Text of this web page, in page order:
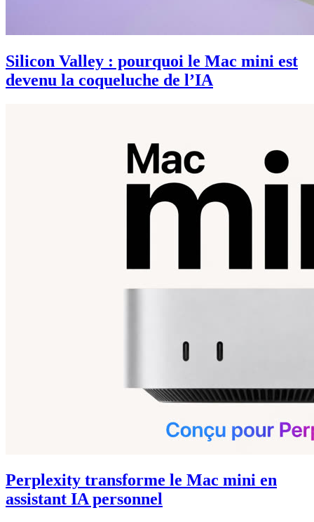
Silicon Valley : pourquoi le Mac mini est
devenu la coqueluche de l’IA
Perplexity transforme le Mac mini en
assistant IA personnel